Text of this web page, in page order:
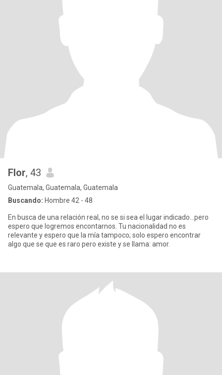
Flor, 43
Guatemala, Guatemala, Guatemala
Buscando: Hombre 42 - 48
En busca de una relación real, no se si sea el lugar indicado...pero
espero que logremos encontarnos. Tu nacionalidad no es
relevante y espero que la mía tampoco; solo espero encontrar
algo que se que es raro pero existe y se llama: amor.